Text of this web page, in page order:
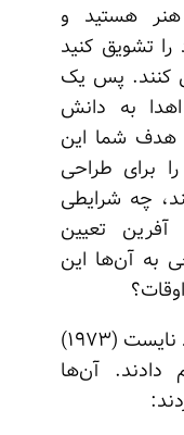
هستید و
تشویق کنید
کنند. پس یک
به دانش
هدف شما این
برای طراحی
چه شرایطی
تعیین
به آن‌ها این
مارک لپپر، دیوید گرین و ریچارد نایست (۱۹۷۳)
دادند. آن‌ها